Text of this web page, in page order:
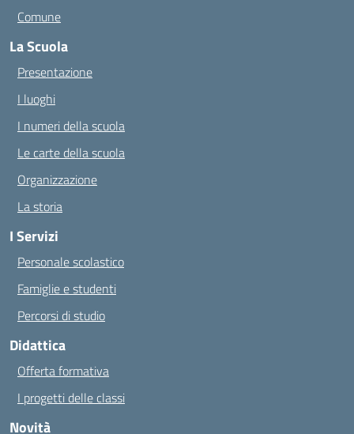
Comune
La Scuola
Presentazione
I luoghi
I numeri della scuola
Le carte della scuola
Organizzazione
La storia
I Servizi
Personale scolastico
Famiglie e studenti
Percorsi di studio
Didattica
Offerta formativa
I progetti delle classi
Novità